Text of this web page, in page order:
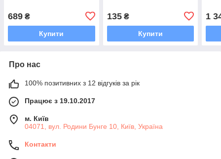
689 ₴
Купити
135₴
Купити
1
Про нас
100% позитивних з 12 відгуків за рік
Працює з 19.10.2017
м. Київ
04071, вул. Родини Бунге 10, Київ, Україна
Контакти